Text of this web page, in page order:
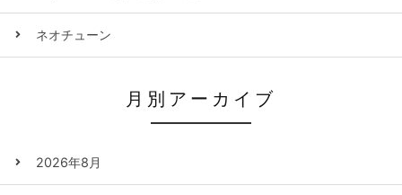
ネオチューン
月別アーカイブ
2026年8月